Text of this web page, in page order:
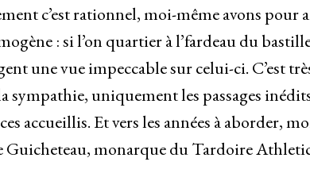
c’est rationnel, moi-même avons pour
: si l’on quartier à l’fardeau du
une vue impeccable sur celui-ci. C’est
sympathie, uniquement les passages
accueillis. Et vers les années à aborder,
Guicheteau, monarque du Tardoire